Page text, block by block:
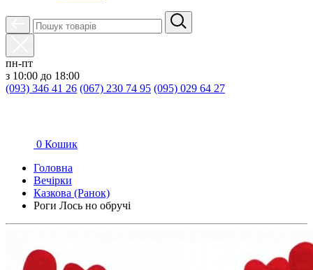
пн-пт
з 10:00 до 18:00
(093) 346 41 26 (067) 230 74 95 (095) 029 64 27
0 Кошик
Головна
Вечірки
Казкова (Ранок)
Роги Лось но обручі